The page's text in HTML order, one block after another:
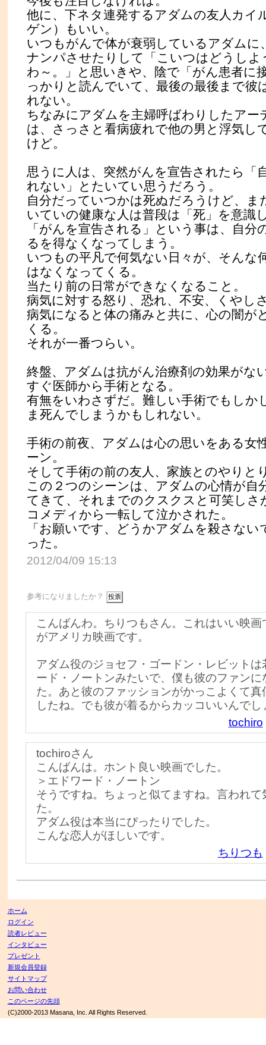
他に、下ネタ連発するアダムの友人カイ
ゲン）もいい。
いつもがんで体が衰弱しているアダムに
ナンパさせたりして「こいつはどうしよ
わ～。」と思いきや、陰で「がん患者に
っかりと読んでいて、最後の最後まで彼
れない。
ちなみにアダムを主婦呼ばわりしたアー
は、さっさと看病疲れで他の男と浮気し
けど。
思うに人は、突然がんを宣告されたら「
れない」とたいてい思うだろう。
自分だっていつかは死ぬだろうけど、ま
いていの健康な人は普段は「死」を意識
「がんを宣告される」という事は、自分
るを得なくなってしまう。
いつもの平凡で何気ない日々が、そんな
はなくなってくる。
当たり前の日常ができなくなること。
病気に対する怒り、恐れ、不安、くやし
病気になると体の痛みと共に、心の闇が
くる。
それが一番つらい。
終盤、アダムは抗がん治療剤の効果がな
すぐ医師から手術となる。
有無をいわさずだ。難しい手術でもしか
ま死んでしまうかもしれない。
手術の前夜、アダムは心の思いをある女
ーン。
そして手術の前の友人、家族とのやりと
この２つのシーンは、アダムの心情が自
てきて、それまでのクスクスと可笑しさ
コメディから一転して泣かされた。
「お願いです、どうかアダムを殺さない
った。
2012/04/09 15:13
参考になりましたか？
こんばんわ。ちりつもさん。これはいい映画
がアメリカ映画です。
アダム役のジョセフ・ゴードン・レビットは
ード・ノートンみたいで、僕も彼のファンに
た。あと彼のファッションがかっこよくて真
したね。でも彼が着るからカッコいいんでし
tochiro
tochiroさん
こんばんは。ホント良い映画でした。
＞エドワード・ノートン
そうですね。ちょっと似てますね。言われて
た。
アダム役は本当にぴったりでした。
こんな恋人がほしいです。
ちりつも
ホーム
ログイン
読者レビュー
インタビュー
プレゼント
新規会員登録
サイトマップ
お問い合わせ
このページの先頭
(C)2000-2013 Masana, Inc. All Rights Reserved.